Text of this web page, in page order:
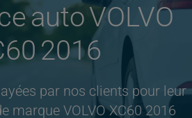
auto VOLVO
2016
par nos clients pour leur
marque VOLVO XC60 2016